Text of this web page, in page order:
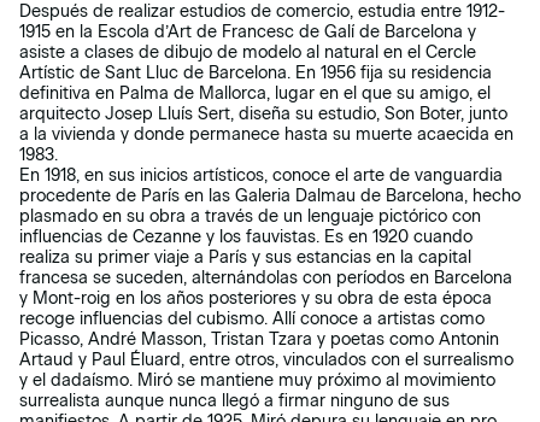
Después de realizar estudios de comercio, estudia entre 1912-
1915 en la Escola d’Art de Francesc de Galí de Barcelona y
asiste a clases de dibujo de modelo al natural en el Cercle
Artístic de Sant Lluc de Barcelona. En 1956 fija su residencia
definitiva en Palma de Mallorca, lugar en el que su amigo, el
arquitecto Josep Lluís Sert, diseña su estudio, Son Boter, junto
a la vivienda y donde permanece hasta su muerte acaecida en
1983.
En 1918, en sus inicios artísticos, conoce el arte de vanguardia
procedente de París en las Galeria Dalmau de Barcelona, hecho
plasmado en su obra a través de un lenguaje pictórico con
influencias de Cezanne y los fauvistas. Es en 1920 cuando
realiza su primer viaje a París y sus estancias en la capital
francesa se suceden, alternándolas con períodos en Barcelona
y Mont-roig en los años posteriores y su obra de esta época
recoge influencias del cubismo. Allí conoce a artistas como
Picasso, André Masson, Tristan Tzara y poetas como Antonin
Artaud y Paul Éluard, entre otros, vinculados con el surrealismo
y el dadaísmo. Miró se mantiene muy próximo al movimiento
surrealista aunque nunca llegó a firmar ninguno de sus